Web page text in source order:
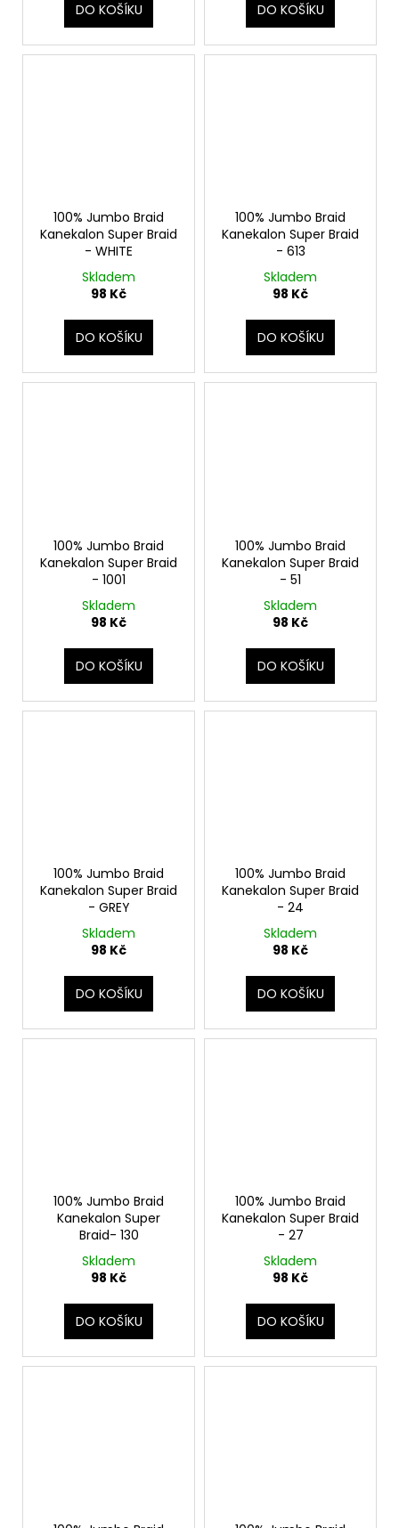
DO KOŠÍKU DO KOŠÍKU
100% Jumbo Braid
Kanekalon Super Braid
- WHITE
Skladem
98 Kč
DO KOŠÍKU
100% Jumbo Braid
Kanekalon Super Braid
- 613
Skladem
98 Kč
DO KOŠÍKU
100% Jumbo Braid
Kanekalon Super Braid
- 1001
Skladem
98 Kč
DO KOŠÍKU
100% Jumbo Braid
Kanekalon Super Braid
- 51
Skladem
98 Kč
DO KOŠÍKU
100% Jumbo Braid
Kanekalon Super Braid
- GREY
Skladem
98 Kč
DO KOŠÍKU
100% Jumbo Braid
Kanekalon Super Braid
- 24
Skladem
98 Kč
DO KOŠÍKU
100% Jumbo Braid
Kanekalon Super
Braid- 130
Skladem
98 Kč
DO KOŠÍKU
100% Jumbo Braid
Kanekalon Super Braid
- 27
Skladem
98 Kč
DO KOŠÍKU